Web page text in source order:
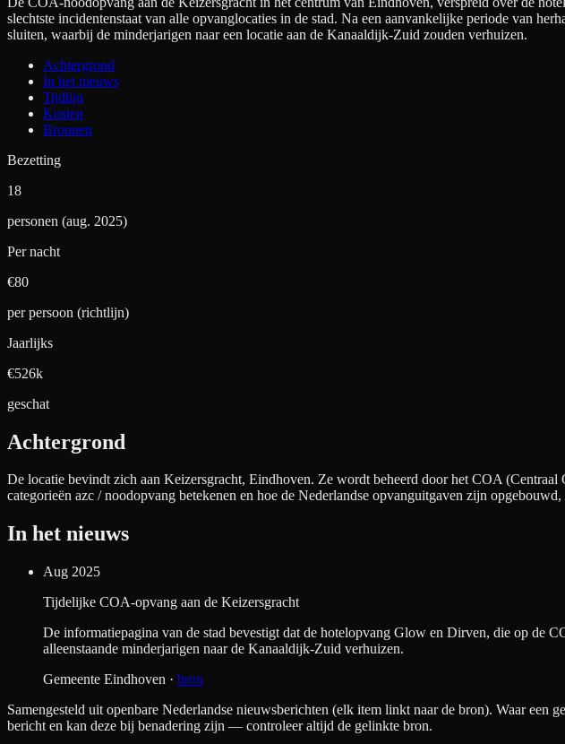
slechtste incidentenstaat van alle opvanglocaties in de stad. Na een aanvankelijke periode van
sluiten, waarbij de minderjarigen naar een locatie aan de Kanaaldijk-Zuid zouden verhuizen.
Achtergrond
In het nieuws
Tijdlijn
Kosten
Bronnen
Bezetting
18
personen (aug. 2025)
Per nacht
€80
per persoon (richtlijn)
Jaarlijks
€526k
geschat
Achtergrond
De locatie bevindt zich aan Keizersgracht, Eindhoven. Ze wordt beheerd door het COA (Centraal
categorieën azc / noodopvang betekenen en hoe de Nederlandse opvanguitgaven zijn
In het nieuws
Aug 2025
Tijdelijke COA-opvang aan de Keizersgracht
De informatiepagina van de stad bevestigt dat de hotelopvang Glow en Dirven, die op de
alleenstaande minderjarigen naar de Kanaaldijk-Zuid verhuizen.
Gemeente Eindhoven · bron
Samengesteld uit openbare Nederlandse nieuwsberichten (elk item linkt naar de bron). Waar een
bericht en kan deze bij benadering zijn — controleer altijd de gelinkte bron.